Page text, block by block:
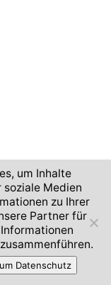
um Inhalte
Medien
zu Ihrer
Partner für
Datenschutz